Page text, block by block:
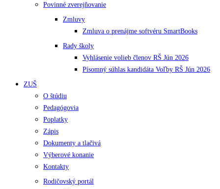
Povinné zverejňovanie
Zmluvy
Zmluva o prenájme softvéru SmartBooks
Rady školy
Vyhlásenie volieb členov RŠ Jún 2026
Písomný súhlas kandidáta Voľby RŠ Jún 2026
ZUŠ
O štúdiu
Pedagógovia
Poplatky
Zápis
Dokumenty a tlačivá
Výberové konanie
Kontakty
Rodičovský portál